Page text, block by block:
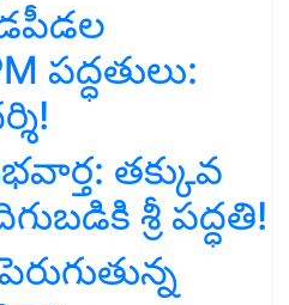
పద్ధతులు:
తక్కువ
శ్రీ పద్ధతి!